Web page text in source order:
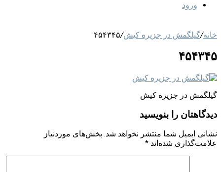
ورود
خانه/گیلگمش در جزیره کیش/۴۵۴۳۴۵
۴۵۴۳۴۵
گیلگمش در جزیره کیش
دیدگاهتان را بنویسید
نشانی ایمیل شما منتشر نخواهد شد. بخش‌های موردنیاز
علامت‌گذاری شده‌اند *